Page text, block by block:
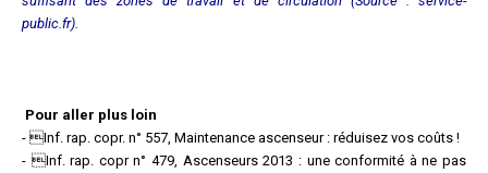
public.fr).
Pour aller plus loin
- Inf. rap. copr. n° 557, Maintenance ascenseur : réduisez vos coûts !
- Inf. rap. copr n° 479, Ascenseurs 2013 : une conformité à ne pas